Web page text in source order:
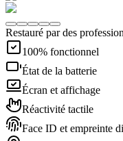
Restauré par des
100% fonctionnel
État de la batterie
Écran et affichage
Réactivité tactile
Face ID et empreinte